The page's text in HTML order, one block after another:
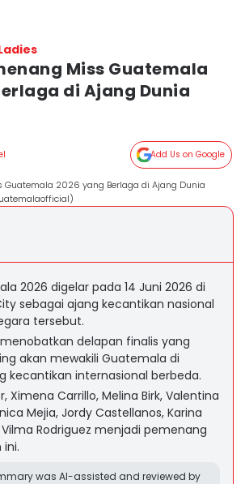
Miss Guatemala
di Ajang Dunia
Add Us on Google
Guatemala 2026 yang Berlaga di Ajang Dunia
2026 digelar pada 14 Juni 2026 di
sebagai ajang kecantikan nasional
tersebut.
delapan finalis yang
akan mewakili Guatemala di
kecantikan internasional berbeda.
Ximena Carrillo, Melina Birk, Valentina
Mejia, Jordy Castellanos, Karina
Rodriguez menjadi pemenang
was AI-assisted and reviewed by